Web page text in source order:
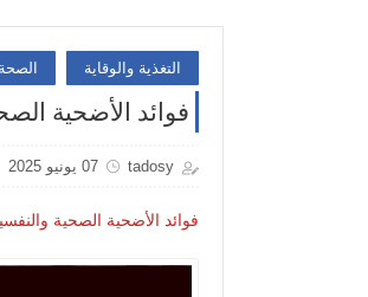
التغذية والوقاية الصحة
فوائد الأضحية
tadosy 07 يونيو 2025
فوائد الأضحية الصحية